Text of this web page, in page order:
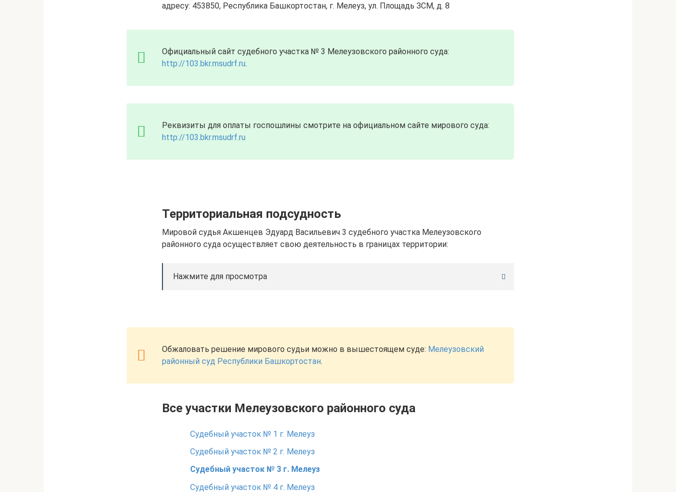
адресу: 453850, Республика Башкортостан, г. Мелеуз, ул. Площадь ЗСМ, д. 8
Официальный сайт судебного участка № 3 Мелеузовского районного суда:
http://103.bkr.msudrf.ru.
Реквизиты для оплаты госпошлины смотрите на официальном сайте мирового суда:
http://103.bkr.msudrf.ru
Территориальная подсудность
Мировой судья Акшенцев Эдуард Васильевич 3 судебного участка Мелеузовского
районного суда осуществляет свою деятельность в границах территории:
Нажмите для просмотра
Обжаловать решение мирового судьи можно в вышестоящем суде: Мелеузовский
районный суд Республики Башкортостан.
Все участки Мелеузовского районного суда
Судебный участок № 1 г. Мелеуз
Судебный участок № 2 г. Мелеуз
Судебный участок № 3 г. Мелеуз
Судебный участок № 4 г. Мелеуз